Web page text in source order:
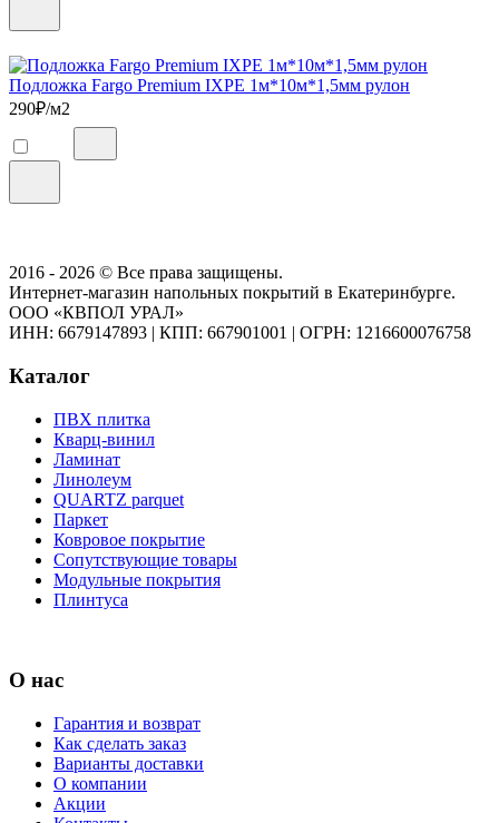
Подложка Fargo Premium IXPE 1м*10м*1,5мм рулон
290₽/м2
2016 - 2026 © Все права защищены.
Интернет-магазин напольных покрытий в Екатеринбурге.
ООО «КВПОЛ УРАЛ»
ИНН: 6679147893 | КПП: 667901001 | ОГРН: 1216600076758
Каталог
ПВХ плитка
Кварц-винил
Ламинат
Линолеум
QUARTZ parquet
Паркет
Ковровое покрытие
Сопутствующие товары
Модульные покрытия
Плинтуса
О нас
Гарантия и возврат
Как сделать заказ
Варианты доставки
О компании
Акции